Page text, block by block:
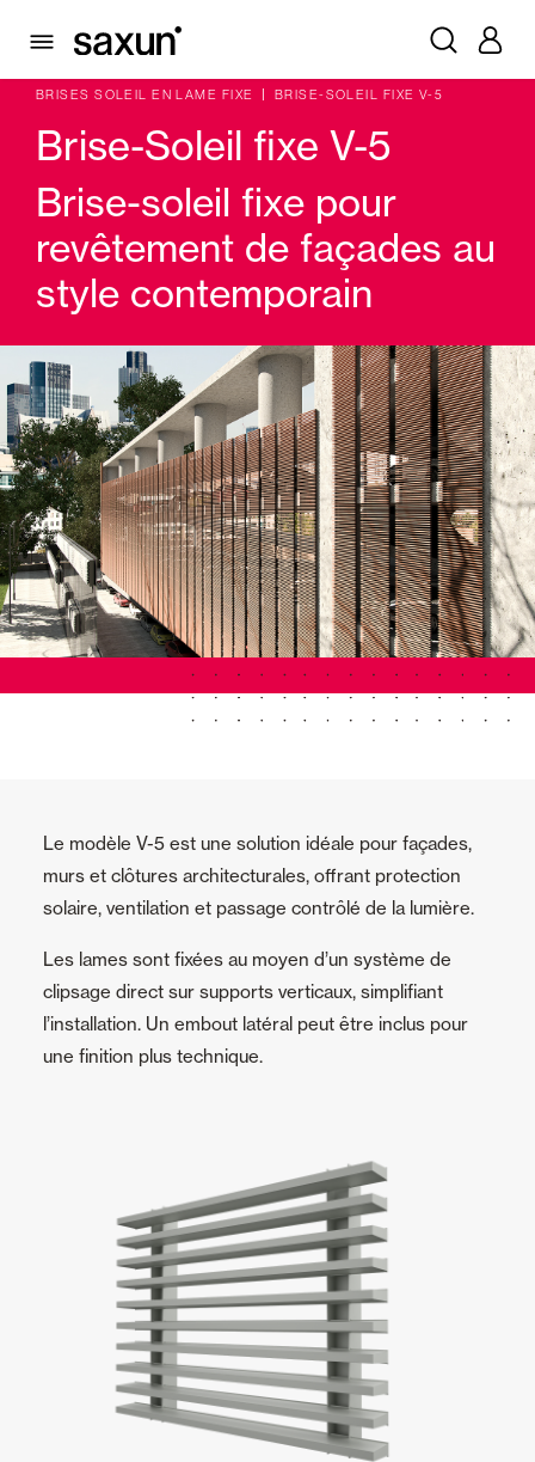
PRODUITS
BRISES SOLEIL EN LAME FIXE
BRISE-SOLEIL FIXE V-5
Brise-Soleil fixe V-5
Brise-soleil fixe pour
revêtement de façades au
style contemporain
Le modèle V-5 est une solution idéale pour façades,
murs et clôtures architecturales, offrant protection
solaire, ventilation et passage contrôlé de la lumière.
Les lames sont fixées au moyen d’un système de
clipsage direct sur supports verticaux, simplifiant
l’installation. Un embout latéral peut être inclus pour
une finition plus technique.